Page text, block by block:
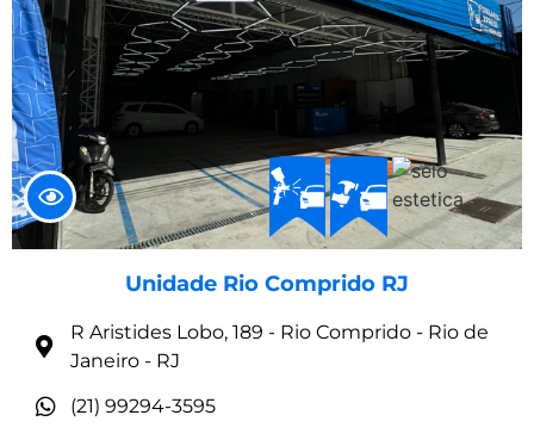
Unidade Rio Comprido RJ
R Aristides Lobo, 189 - Rio Comprido - Rio de
Janeiro - RJ
(21) 99294-3595